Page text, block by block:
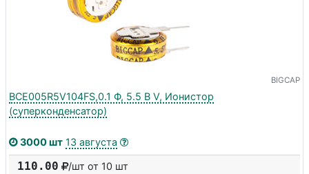
BIGCAP
BCE005R5V104FS,0.1 Ф, 5.5 В V, Ионистор
(суперконденсатор)
3000 шт 13 августа
110.00 /шт от 10 шт